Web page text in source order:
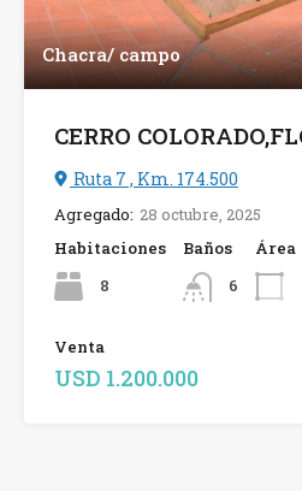
Chacra/ campo
CERRO
Ruta 7 , Km. 174.500
Agregado: 28 octubre, 2025
Habitaciones
8
Baños
6
Área
Venta
USD 1.200.000